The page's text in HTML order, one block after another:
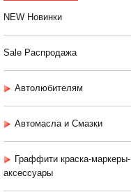
NEW Новинки
Sale Распродажа
Автолюбителям
Автомасла и Смазки
Граффити краска-маркеры-
аксессуары